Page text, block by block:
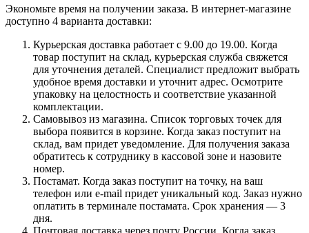
Экономьте время на получении заказа. В интернет-магазине
доступно 4 варианта доставки:
Курьерская доставка работает с 9.00 до 19.00. Когда
товар поступит на склад, курьерская служба свяжется
для уточнения деталей. Специалист предложит выбрать
удобное время доставки и уточнит адрес. Осмотрите
упаковку на целостность и соответствие указанной
комплектации.
Самовывоз из магазина. Список торговых точек для
выбора появится в корзине. Когда заказ поступит на
склад, вам придет уведомление. Для получения заказа
обратитесь к сотруднику в кассовой зоне и назовите
номер.
Постамат. Когда заказ поступит на точку, на ваш
телефон или e-mail придет уникальный код. Заказ нужно
оплатить в терминале постамата. Срок хранения — 3
дня.
Почтовая доставка через почту России. Когда заказ